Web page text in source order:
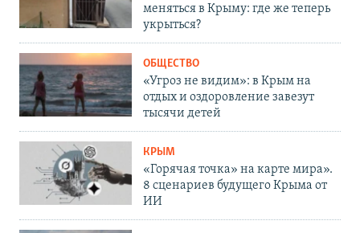
меняться в Крыму: где же теперь
укрыться?
ОБЩЕСТВО
«Угроз не видим»: в Крым на
отдых и оздоровление завезут
тысячи детей
КРЫМ
«Горячая точка» на карте мира».
8 сценариев будущего Крыма от
ИИ